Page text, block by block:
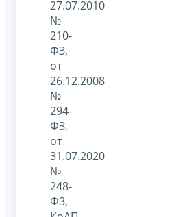
27.07.2010
№
210-
ФЗ,
от
26.12.2008
№
294-
ФЗ,
от
31.07.2020
№
248-
ФЗ,